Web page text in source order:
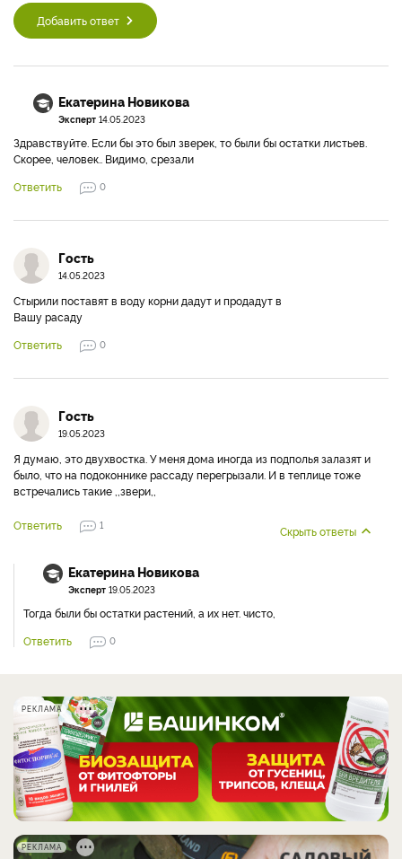
Добавить ответ
Екатерина Новикова
Эксперт 14.05.2023
Здравствуйте. Если бы это был зверек, то были бы остатки листьев.
Скорее, человек.. Видимо, срезали
Ответить
0
Гость
14.05.2023
Стырили поставят в воду корни дадут и продадут в
Вашу расаду
Ответить
0
Гость
19.05.2023
Я думаю, это двухвостка. У меня дома иногда из подполья залазят и
было, что на подоконнике рассаду перегрызали. И в теплице тоже
встречались такие ,,звери,,
Ответить 1 Скрыть ответы
Екатерина Новикова
Эксперт 19.05.2023
Тогда были бы остатки растений, а их нет. чисто,
Ответить
0
РЕКЛАМА
РЕКЛАМА